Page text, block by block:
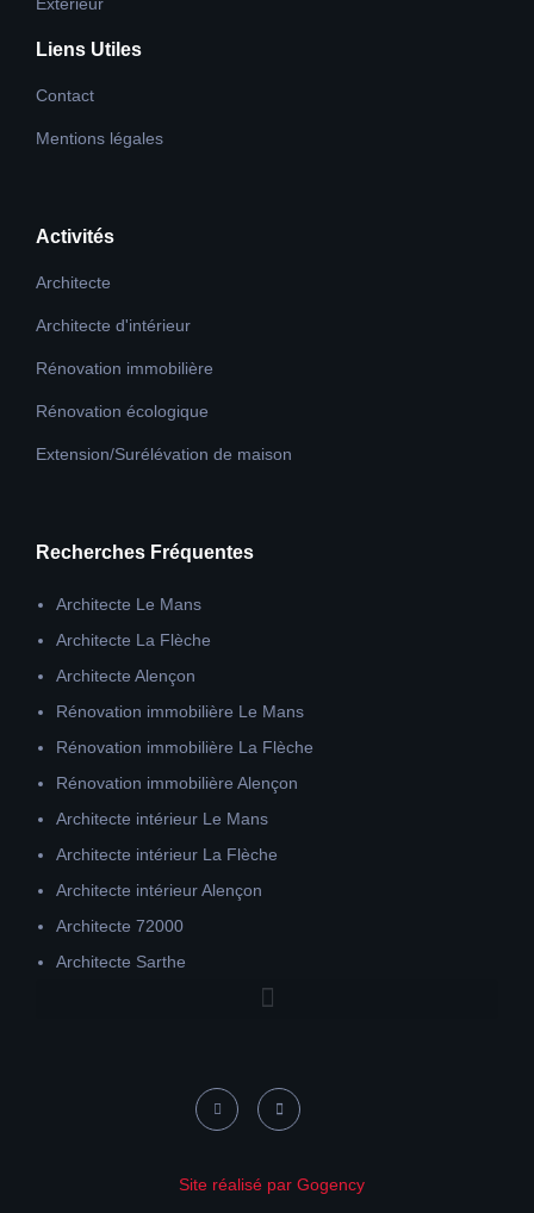
Liens Utiles
Contact
Mentions légales
Activités
Architecte
Architecte d'intérieur
Rénovation immobilière
Rénovation écologique
Extension/Surélévation de maison
Recherches Fréquentes
Architecte Le Mans
Architecte La Flèche
Architecte Alençon
Rénovation immobilière Le Mans
Rénovation immobilière La Flèche
Rénovation immobilière Alençon
Architecte intérieur Le Mans
Architecte intérieur La Flèche
Architecte intérieur Alençon
Architecte 72000
Architecte Sarthe
Site réalisé par Gogency